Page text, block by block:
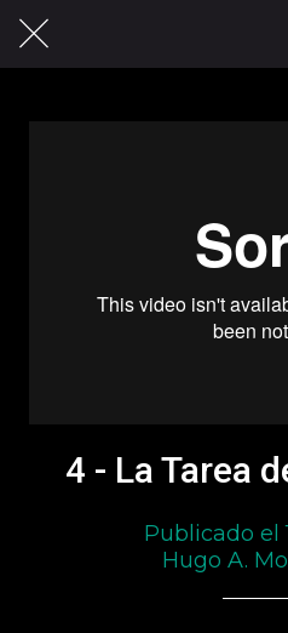
4 - La Tarea
Publicado el
Hugo A.